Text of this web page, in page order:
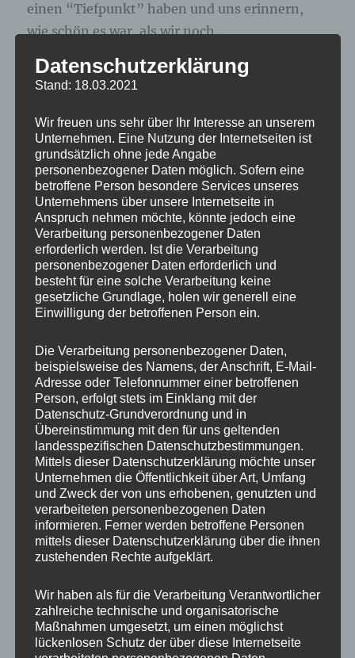
einen “Tiefpunkt” haben und uns erinnern,
wie schön es war, als wir noch… .
Selten ist das jedoch ein Gedanke, der uns
und wir können sie nicht mehr verändern. Ihr
nachzuhängen zieht uns i.d.R. nur runter. Das
gilt auch für den Umgang mit Menschen, die
stets in der Vergangenheit leben – “früher”,
“damals”, “als wir noch”, “weisst Du noch”…
– ich weiss nicht, wie es Ihnen geht, meine
Energie versiegt schon, ohne dass ich die Sätze
zu Ende schreibe.
Menschen, die immer in der Vergangenheit
leben, können wahre Energieräuber sein.
Gedanken, die stets nur um die Vergangenheit
kreisen auch. Und damit meine ich nicht, dass
wir nicht zurück schauen sollen, um aus der
Vergangenheit zu lernen. Aber dort zu
verweilen und immer weitere Kreise zu ziehen,
hilft nicht weiter.
Gestalten können wir nur die Gegenwart –
planen können wir auch die Zukunft (aber
Vorsicht, zu viel Planung ist auch nicht gut).
Ich lade Sie daher ein, sich auf die Gegenwart
zu fokussieren und Ihre Zukunft in den Blick zu
nehmen. Hier und heute können Sie gestalten,
können Ihre Kompetenzen entfalten, Ihre
Datenschutzerklärung
Stand: 18.03.2021
Wir freuen uns sehr über Ihr Interesse an unserem
Unternehmen. Eine Nutzung der Internetseiten ist
grundsätzlich ohne jede Angabe
personenbezogener Daten möglich. Sofern eine
betroffene Person besondere Services unseres
Unternehmens über unsere Internetseite in
Anspruch nehmen möchte, könnte jedoch eine
Verarbeitung personenbezogener Daten
erforderlich werden. Ist die Verarbeitung
personenbezogener Daten erforderlich und
besteht für eine solche Verarbeitung keine
gesetzliche Grundlage, holen wir generell eine
Einwilligung der betroffenen Person ein.
Die Verarbeitung personenbezogener Daten,
beispielsweise des Namens, der Anschrift, E-Mail-
Adresse oder Telefonnummer einer betroffenen
Person, erfolgt stets im Einklang mit der
Datenschutz-Grundverordnung und in
Übereinstimmung mit den für uns geltenden
landesspezifischen Datenschutzbestimmungen.
Mittels dieser Datenschutzerklärung möchte unser
Unternehmen die Öffentlichkeit über Art, Umfang
und Zweck der von uns erhobenen, genutzten und
verarbeiteten personenbezogenen Daten
informieren. Ferner werden betroffene Personen
mittels dieser Datenschutzerklärung über die ihnen
zustehenden Rechte aufgeklärt.
Wir haben als für die Verarbeitung Verantwortlicher
zahlreiche technische und organisatorische
Maßnahmen umgesetzt, um einen möglichst
lückenlosen Schutz der über diese Internetseite